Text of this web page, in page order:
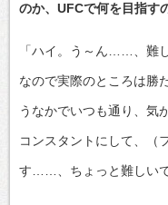
のか、UFCで何を目指す
「ハイ。う～ん……、難
なので実際のところは勝
うなかでいつも通り、気
コンスタントにして、（
す……、ちょっと難しいで